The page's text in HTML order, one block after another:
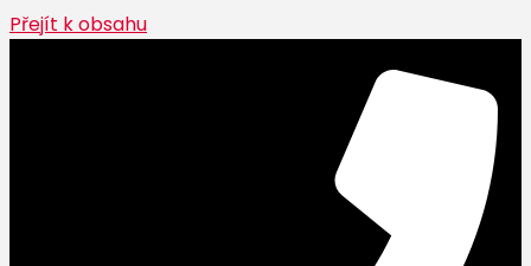
Přejít k obsahu